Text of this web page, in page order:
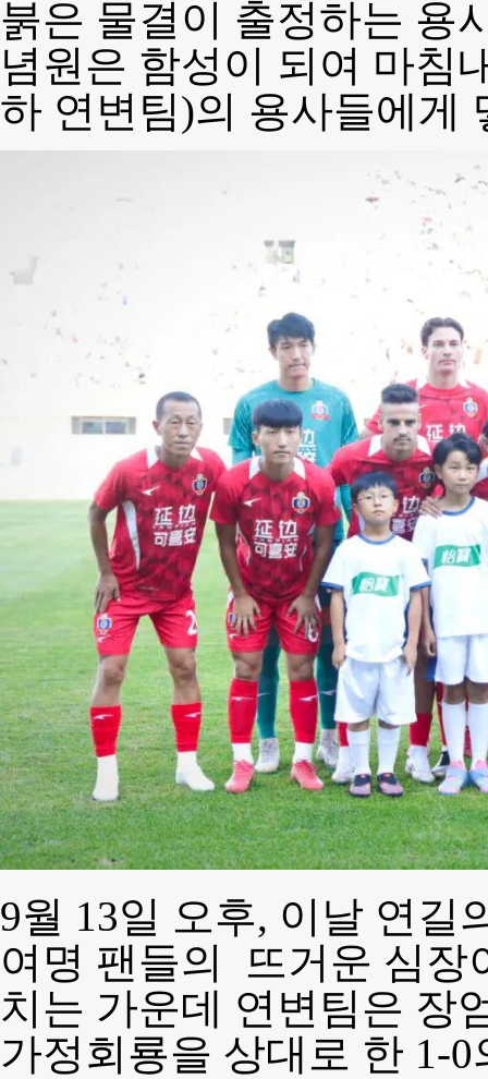
붉은 물결이 출정하는 용
념원은 함성이 되여 마침
하 연변팀)의 용사들에게
9월 13일 오후, 이날 연길
여명 팬들의 뜨거운 심
치는 가운데 연변팀은 장
가정회룡을 상대로 한 1-